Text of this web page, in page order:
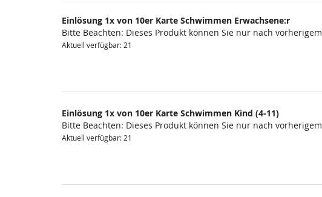
Einlösung 1x von 10er Karte Schwimmen Erwachsene:r
Bitte Beachten: Dieses Produkt können Sie nur nach vorherigem
Aktuell verfügbar: 21
Einlösung 1x von 10er Karte Schwimmen Kind (4-11)
Bitte Beachten: Dieses Produkt können Sie nur nach vorherigem
Aktuell verfügbar: 21